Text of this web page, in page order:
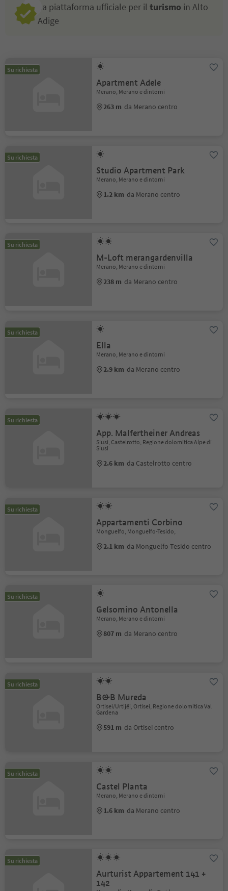
La piattaforma ufficiale per il turismo in Alto
Adige
Su richiesta
Apartment Adele
Merano, Merano e dintorni
263 m da Merano centro
Su richiesta
Studio Apartment Park
Merano, Merano e dintorni
1.2 km da Merano centro
Su richiesta
M-Loft merangardenvilla
Merano, Merano e dintorni
238 m da Merano centro
Su richiesta
Ella
Merano, Merano e dintorni
2.9 km da Merano centro
Su richiesta
App. Malfertheiner Andreas
Siusi, Castelrotto, Regione dolomitica Alpe di
Siusi
2.6 km da Castelrotto centro
Su richiesta
Appartamenti Corbino
Monguelfo, Monguelfo-Tesido,
2.1 km da Monguelfo-Tesido centro
Su richiesta
Gelsomino Antonella
Merano, Merano e dintorni
807 m da Merano centro
Su richiesta
B&B Mureda
Ortisei/Urtijëi, Ortisei, Regione dolomitica Val
Gardena
591 m da Ortisei centro
Su richiesta
Castel Planta
Merano, Merano e dintorni
1.6 km da Merano centro
Su richiesta
Aurturist Appartement 141 +
142